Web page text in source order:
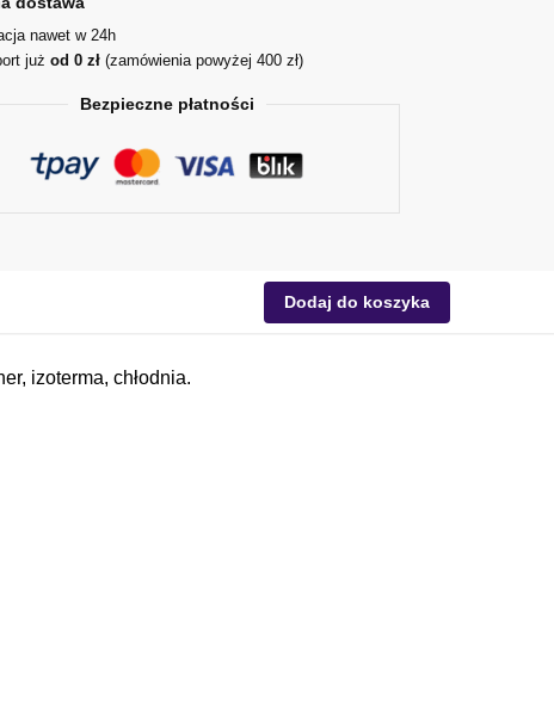
nawet w 24h
jużod 0 zł (zamówienia powyżej 400 zł)
Bezpieczne płatności
Dodaj do koszyka
izoterma, chłodnia.